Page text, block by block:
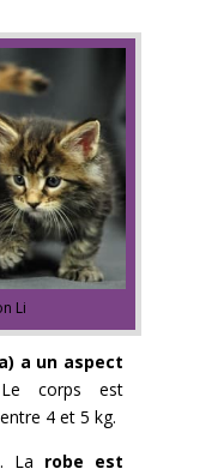
Li
a un aspect
corps est
4 et 5 kg.
. La robe est